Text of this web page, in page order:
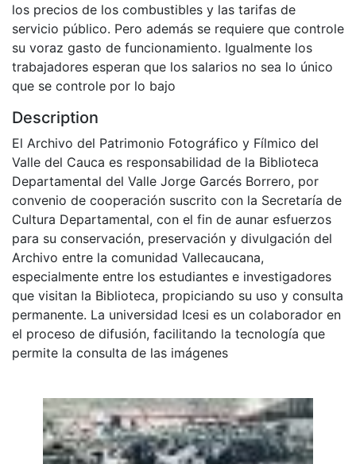
los precios de los combustibles y las tarifas de
servicio público. Pero además se requiere que controle
su voraz gasto de funcionamiento. Igualmente los
trabajadores esperan que los salarios no sea lo único
que se controle por lo bajo
Description
El Archivo del Patrimonio Fotográfico y Fílmico del
Valle del Cauca es responsabilidad de la Biblioteca
Departamental del Valle Jorge Garcés Borrero, por
convenio de cooperación suscrito con la Secretaría de
Cultura Departamental, con el fin de aunar esfuerzos
para su conservación, preservación y divulgación del
Archivo entre la comunidad Vallecaucana,
especialmente entre los estudiantes e investigadores
que visitan la Biblioteca, propiciando su uso y consulta
permanente. La universidad Icesi es un colaborador en
el proceso de difusión, facilitando la tecnología que
permite la consulta de las imágenes